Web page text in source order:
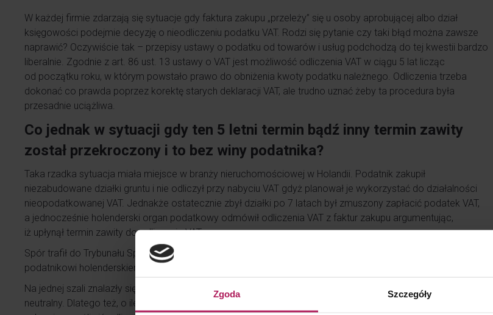
Zgoda Szczegóły
W każdej firmie zdarzają się sytuacje gdy faktura zakupu „przeleży” się u osoby aprobującej albo dział
księgowości podejmie decyzję o nieodliczeniu podatku VAT. Rodzi się pytanie czy taki błąd można zawsze
naprawić? Oczywiście tak – przepisy ustawy o podatku od towarów i usług podchodzą do tej kwestii bardzo
liberalnie. Zgodnie z art. 86 ust. 13 ustawy o VAT jest możliwość odliczenia VAT w ciągu 5 lat licząc
od początku roku, w którym powstało prawo do obniżenia kwoty podatku należnego. Odliczenia trzeba
dokonać co prawda poprzez korektę starych deklaracji VAT, ale trudno uznać żeby ta procedura była
przesadnie uciążliwa.
Co jednak w sytuacji gdy ten 5 letni termin bądź inny termin zawity
został przekroczony i to bez winy podatnika?
Taka rzadka sytuacja miała miejsce w branży nieruchomościowej w Holandii. Podatnik zakupił
niezabudowane działki gruntu i nie odliczył przy nabyciu VAT gdyż planował je wykorzystać do działalności
nieopodatkowanej VAT. Jednakże ostatecznie zbył działki po 7 latach był zmuszony zapłacić podatek VAT,
a jednocześnie holenderski organ podatkowy odmówił odliczenia VAT z faktur zakupu argumentując,
iż upłynął termin zawity do odliczenia VAT.
Spór trafił do Trybunału Sprawiedliwości UE, który miał zważyć czy odliczenie VAT powinno jednak
podatnikowi holenderskiemu przysługiwać.
Na jednej szali znalazły się argumenty zawsze mocno podnoszone przez TSUE, iż podatek VAT powinien być
neutralny. Dlatego też, o ile nie prowadzi to do oszustw oraz nadużyć, podatnikowi należy w jak najszerszym